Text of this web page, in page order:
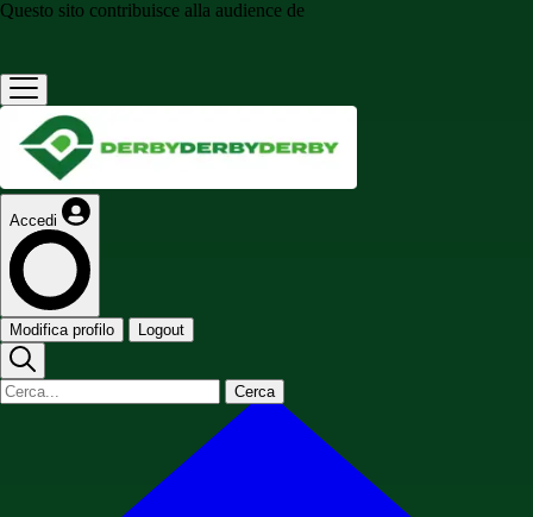
Questo sito contribuisce alla audience de
Accedi
Modifica profilo Logout
Cerca